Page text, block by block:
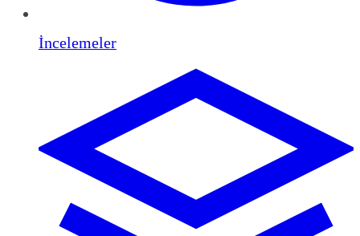
İncelemeler